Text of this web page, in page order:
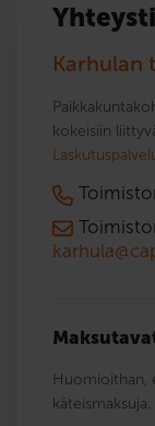
Karhulan
kokeisiin
Huomioithan,
käteismaksuja.